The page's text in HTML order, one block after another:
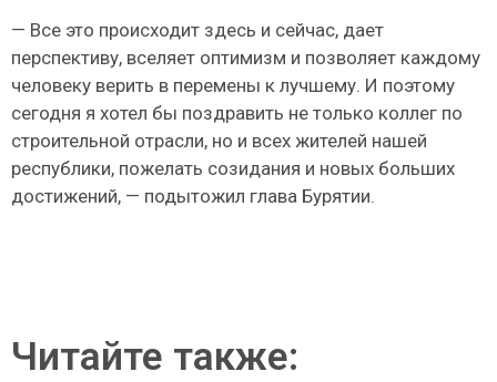
— Все это происходит здесь и сейчас, дает
перспективу, вселяет оптимизм и позволяет каждому
человеку верить в перемены к лучшему. И поэтому
сегодня я хотел бы поздравить не только коллег по
строительной отрасли, но и всех жителей нашей
республики, пожелать созидания и новых больших
достижений, — подытожил глава Бурятии.
Читайте также: